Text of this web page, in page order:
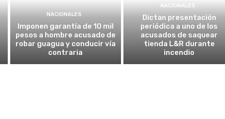
NACIONALES
Imponen garantía de 10 mil
pesos a hombre acusado de
robar guagua y conducir vía
contraria
NACIONALES
Dictan presentación
periódica a uno de los
acusados de saquear
tienda L&R durante
incendio